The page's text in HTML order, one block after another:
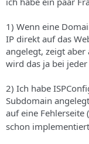
s
h
e
m
a
s
d
u
m
1) Wenn eine
IP direkt auf das
angelegt, zeigt aber
wird das ja bei
2) Ich habe
Subdomain
auf eine Fehlerseite
schon implementiert